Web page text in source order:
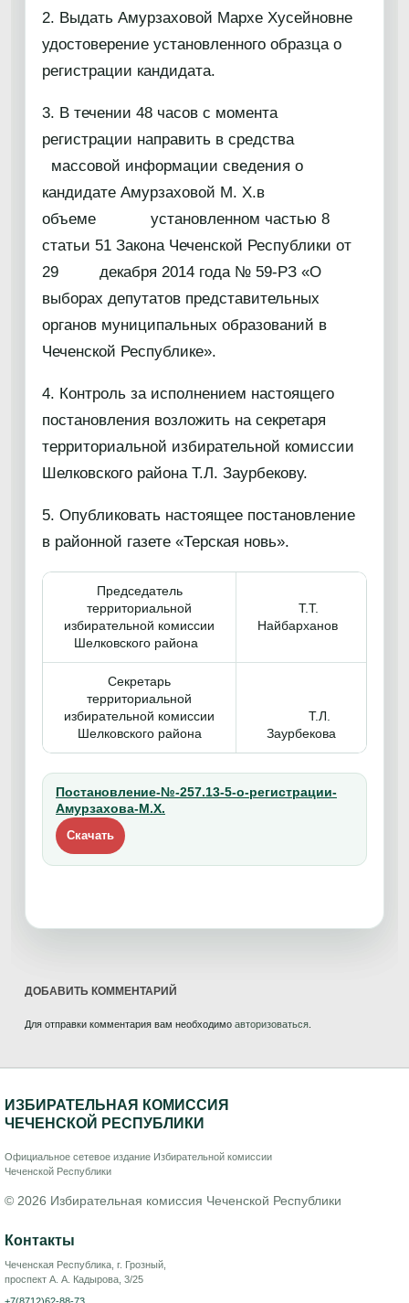
2. Выдать Амурзаховой Мархе Хусейновне
удостоверение установленного образца о
регистрации кандидата.
3. В течении 48 часов с момента
регистрации направить в средства
массовой информации сведения о
кандидате Амурзаховой М. Х.в
объеме установленном частью 8
статьи 51 Закона Чеченской Республики от
29 декабря 2014 года № 59-РЗ «О
выборах депутатов представительных
органов муниципальных образований в
Чеченской Республике».
4. Контроль за исполнением настоящего
постановления возложить на секретаря
территориальной избирательной комиссии
Шелковского района Т.Л. Заурбекову.
5. Опубликовать настоящее постановление
в районной газете «Терская новь».
Председатель
территориальной
избирательной комиссии
Шелковского района
Т.Т.
Найбарханов
Секретарь
территориальной
избирательной комиссии
Шелковского района
Т.Л.
Заурбекова
Постановление-№-257.13-5-о-регистрации-
Амурзахова-М.Х.
Скачать
ДОБАВИТЬ КОММЕНТАРИЙ
Для отправки комментария вам необходимо авторизоваться
ИЗБИРАТЕЛЬНАЯ КОМИССИЯ
ЧЕЧЕНСКОЙ РЕСПУБЛИКИ
Официальное сетевое издание Избирательной комиссии
Чеченской Республики
© 2026 Избирательная комиссия Чеченской Республики
Контакты
Чеченская Республика, г. Грозный,
проспект А. А. Кадырова, 3/25
+7(8712)62-88-73